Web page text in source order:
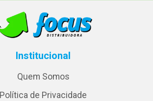
Institucional
Quem Somos
Política de Privacidade